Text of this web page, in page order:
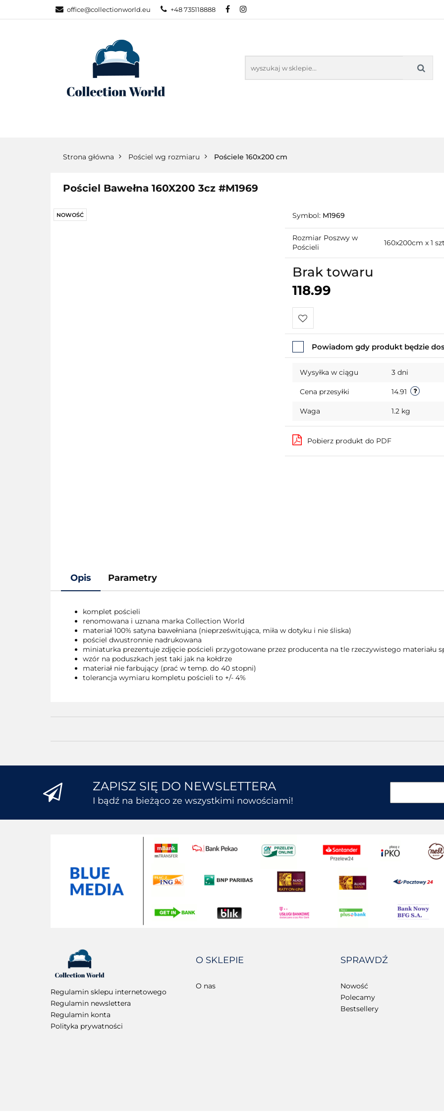
office@collectionworld.eu +48 735118888
KATEGORIE NOWOŚCI
Strona główna Pościel wg rozmiaru Pościele 160x200 cm
Pościel Bawełna 160X200 3cz #M1969
NOWOŚĆ Symbol: M1969
Rozmiar Poszwy w
Pościeli
160x200cm x 1 szt
Brak towaru
118.99
Do
przechowalni
Powiadom gdy produkt będzie
Wysyłka w ciągu 3 dni
Cena przesyłki 14.91
Waga 1.2 kg
Pobierz produkt do PDF
Opis Parametry
komplet pościeli
renomowana i uznana marka Collection World
materiał 100% satyna bawełniana (nieprześwitująca, miła w dotyku i nie śliska)
pościel dwustronnie nadrukowana
miniaturka prezentuje zdjęcie pościeli przygotowane przez producenta na tle rzeczywistego materiału
wzór na poduszkach jest taki jak na kołdrze
materiał nie farbujący (prać w temp. do 40 stopni)
tolerancja wymiaru kompletu pościeli to +/- 4%
ZAPISZ SIĘ DO NEWSLETTERA
I bądź na bieżąco ze wszystkimi nowościami!
Regulamin sklepu internetowego
Regulamin newslettera
Regulamin konta
Polityka prywatności
O SKLEPIE
O nas
SPRAWDŹ
Nowość
Polecamy
Bestsellery